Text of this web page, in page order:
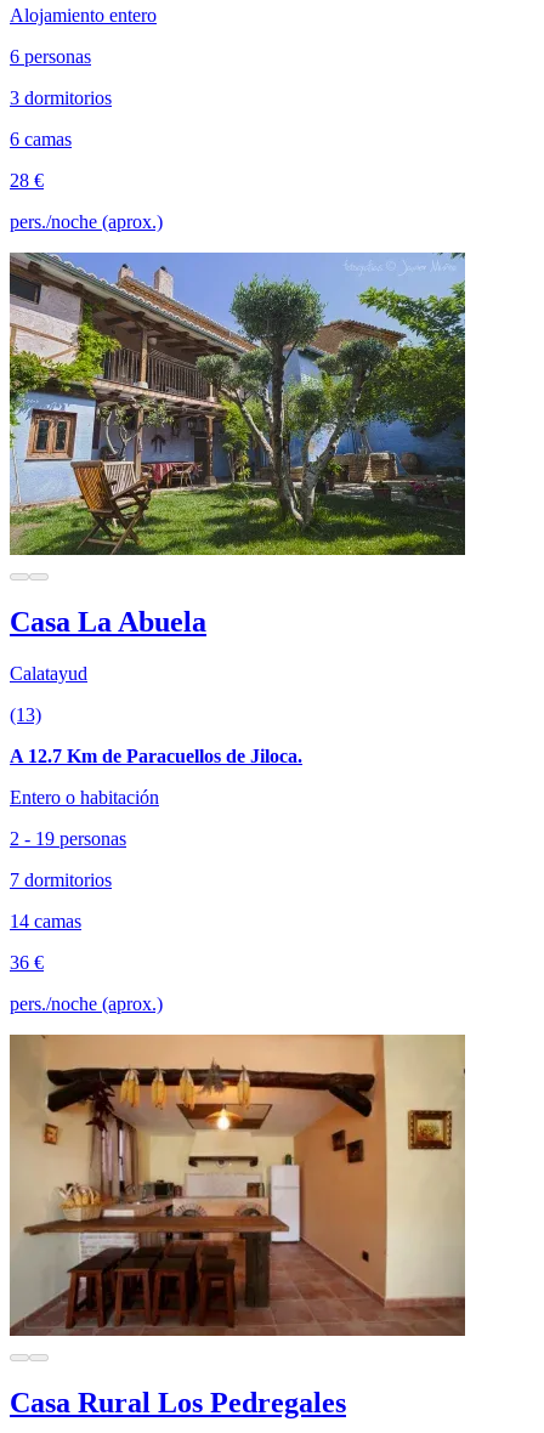
Alojamiento entero
6 personas
3 dormitorios
6 camas
28 €
pers./noche (aprox.)
Casa La Abuela
Calatayud
(13)
A 12.7 Km de Paracuellos de Jiloca.
Entero o habitación
2 - 19 personas
7 dormitorios
14 camas
36 €
pers./noche (aprox.)
Casa Rural Los Pedregales